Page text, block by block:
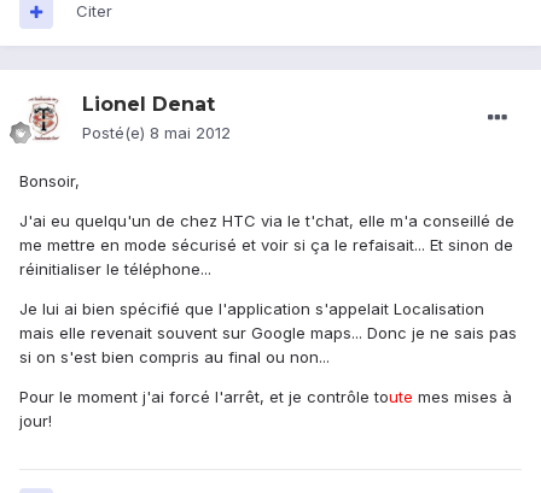
Citer
Lionel Denat
Posté(e) 8 mai 2012
Bonsoir,
J'ai eu quelqu'un de chez HTC via le t'chat, elle m'a conseillé de
me mettre en mode sécurisé et voir si ça le refaisait... Et sinon de
réinitialiser le téléphone...
Je lui ai bien spécifié que l'application s'appelait Localisation
mais elle revenait souvent sur Google maps... Donc je ne sais pas
si on s'est bien compris au final ou non...
Pour le moment j'ai forcé l'arrêt, et je contrôle toute mes mises à
jour!